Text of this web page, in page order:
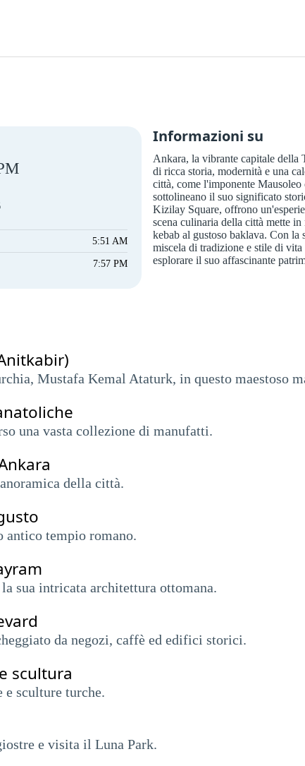
5:51 AM
7:57 PM
Informazioni su
Ankara, la vibrante capitale della
di ricca storia, modernità e una
città, come l'imponente
sottolineano il suo significato
Kizilay Square, offrono
scena culinaria della città mette
kebab al gustoso baklava. Con la
miscela di tradizione e stile di
esplorare il suo affascinante
Mustafa Kemal Ataturk, in questo maestoso
una vasta collezione di manufatti.
della città.
antico tempio romano.
sua intricata architettura ottomana.
da negozi, caffè ed edifici storici.
scultura
sculture turche.
e visita il Luna Park.